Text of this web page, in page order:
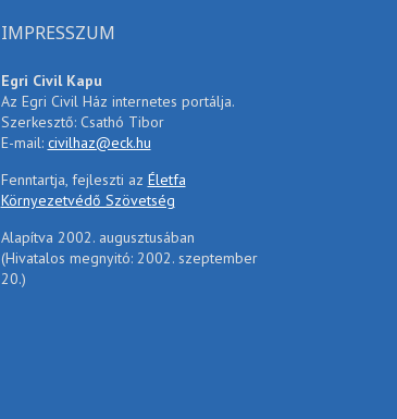
IMPRESSZUM
Egri Civil Kapu
Az Egri Civil Ház internetes portálja.
Szerkesztő: Csathó Tibor
E-mail: civilhaz@eck.hu
Fenntartja, fejleszti az Életfa
Környezetvédő Szövetség
Alapítva 2002. augusztusában
(Hivatalos megnyitó: 2002. szeptember
20.)